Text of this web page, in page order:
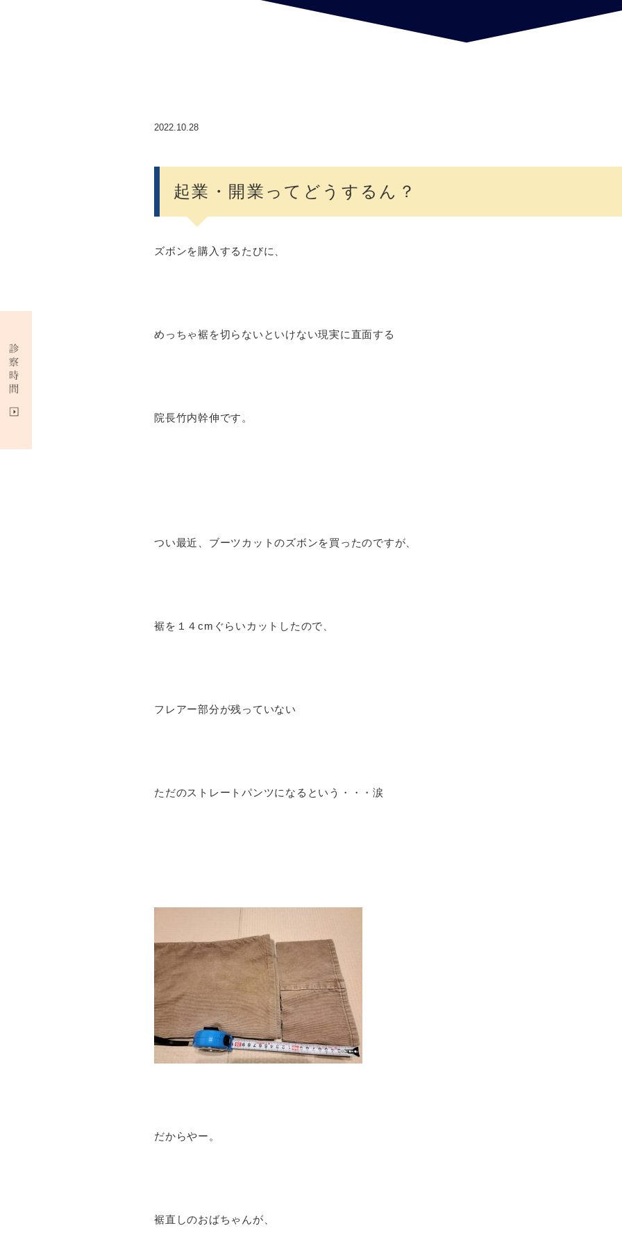
2022.10.28
起業・開業ってどうするん？
ズボンを購入するたびに、
めっちゃ裾を切らないといけない現実に直面する
院長竹内幹伸です。
つい最近、ブーツカットのズボンを買ったのですが、
裾を１４cmぐらいカットしたので、
フレアー部分が残っていない
ただのストレートパンツになるという・・・涙
だからやー。
裾直しのおばちゃんが、